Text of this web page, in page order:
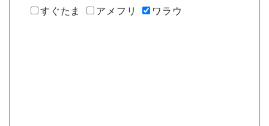
すぐたま
アメフリ ワラウ